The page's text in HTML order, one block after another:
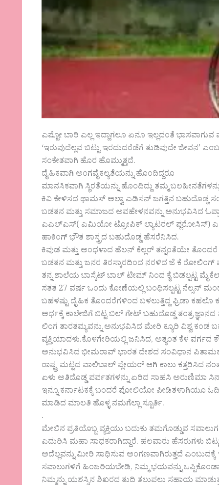
ಎಷ್ಟೋ ಬಾರಿ ಎಲ್ಲ ಇದ್ದಾಗಲೂ ಏನೂ ಇಲ್ಲದಂತೆ
‘ಇರುವುದೆಲ್ಲವ ಬಿಟ್ಟು ಇರದುದರೆಡೆಗೆ ತುಡಿವುದೇ ಜೀವನ’
ಸಂಕೇತವಾಗಿ ಹೊರ ಹೊಮ್ಮುತ್ತದೆ.
ದೈಹಿಕವಾಗಿ ಅಂಗವೈಕಲ್ಯತೆಯನ್ನು ಹೊಂದಿದ್ದರೂ
ಮಾನಸಿಕವಾಗಿ ಸ್ಥಿರತೆಯನ್ನು ಹೊಂದಿದ್ದು ತಮ್ಮ
ಕಿವಿ ಕೇಳಿಸದ ಥಾಮಸ್ ಅಲ್ವಾ ಎಡಿಸನ್ ಜಗತ್ತಿನ ಬಹುದೊಡ್ಡ
ಬಡತನ ಮತ್ತು ಸಮಾಜದ ಅವಹೇಳನವನ್ನು ಅನುಭವಿಸಿದ
ಎಎಲ್ಎಸ್( ಎಮಿಯೋ ಟ್ರೋಪಿಕ್ ಲ್ಯಾಟರಲ್ ಪ್ಲರೋಸಿಸ್) ಎಂಬ
ಹಾಕಿಂಗ್ ಭೌತ ಶಾಸ್ತ್ರದ ಬಹುದೊಡ್ಡ ಹೆಸರೆನಿಸಿದ.
ಕಿವುಡ ಮತ್ತು ಅಂಧಳಾದ ಹೆಲನ್ ಕೆಲ್ಲರ್ ತನ್ನಂತೆಯೇ
ಬಡತನ ಮತ್ತು ಜನರ ತಿರಸ್ಕಾರದಿಂದ ನರಳಿದ ಜೆ ಕೆ ರೋಲಿಂಗ್
ತನ್ನ ಶಾಲೆಯ ಬಾಸ್ಕೆಟ್ ಬಾಲ್ ಟೀಮ್ ನಿಂದ ಕೈ ಬಿಡಲ್ಪಟ್ಟ
ಸತತ 27 ವರ್ಷ ಒಂದು ಕೋಣೆಯಲ್ಲಿ ಬಂಧಿಸಲ್ಪಟ್ಟ ನೆಲ್ಸನ್
ಬಹಳಷ್ಟು ದೈಹಿಕ ತೊಂದರೆಗಳಿಂದ ಬಳಲುತ್ತಿದ್ದ ಫ್ರಿಡಾ ಕಹಲೊ
ಅರ್ಧಕ್ಕೆ ಕಾಲೇಜಿಗೆ ಬಿಟ್ಟ ಬಿಲ್ ಗೇಟ್ ಬಹುದೊಡ್ಡ ತಂತ್ರ ಜ್ಞಾನದ
ಲಿಂಗ ತಾರತಮ್ಯವನ್ನು ಅನುಭವಿಸಿದ ಮೇರಿ ಕ್ಯೂರಿ ವಿಶ್ವ ಕಂಡ
ವ್ಯಕ್ತಿಯಾದಳು.ಕೊಳಗೇರಿಯಲ್ಲಿ ಜನಿಸಿದ, ಅತ್ಯಂತ ಕೆಳ ವರ್ಗದ
ಅನುಭವಿಸಿದ ಭೀಮರಾವ್ ಭಾರತ ದೇಶದ ಸಂವಿಧಾನ
ರಾಷ್ಟ್ರ ಮಟ್ಟದ ವಾಲಿಬಾಲ್ ಪ್ಲೇಯರ್ ಆಗಿ ಕಾಲು ಕತ್ತರಿಸಿದ
ಏಳು ಅತಿದೊಡ್ಡ ಪರ್ವತಗಳನ್ನು ಏರಿದ ಸಾಹಸಿ ಅರುಣಿಮಾ
ಇನ್ನೂ ಕರ್ನಾಟಕಕ್ಕೆ ಬಂದರೆ ಪೋಲಿಯೋ ಪೀಡಿತಳಾಗಿಯೂ ಓದಿ
ಮಾಡಿದ ಮಾಲತಿ ಹೊಳ್ಳ ನಮಗೆಲ್ಲಾ ಸ್ಪೂರ್ತಿ.
.
ಮೇಲಿನ ಪ್ರತಿಯೊಬ್ಬ ವ್ಯಕ್ತಿಯು ಬದುಕು ತಮಗೊಡ್ಡುವ
ಎದುರಿಸಿ ಮಹಾ ಸಾಧಕರಾಗಿದ್ದಾರೆ. ಹಲವಾರು ಹೆಸರುಗಳು
ಅದೆಲ್ಲವನ್ನು ಮೀರಿ ಸಾಧಿಸುವ ಅಂಗಣವಾಗಿರುತ್ತದೆ
ಸವಾಲುಗಳಿಗೆ ಹಿಂಜರಿಯಬೇಡಿ, ನಿಮ್ಮ ಭಯವನ್ನು ಒಪ್ಪಿಕೊಂಡಾಗ
ನಿಮ್ಮನ್ನು ಯಶಸ್ಸಿನ ಶಿಖರದ ತುದಿ ತಲುಪಲು ಸಹಾಯ